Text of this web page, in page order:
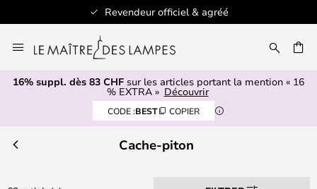
Revendeur officiel & agréé
au
contenu
16% suppl. dès 83 CHF sur les articles portant la mention « 16
% EXTRA » Découvrir
CODE :BEST COPIER
Cache-piton